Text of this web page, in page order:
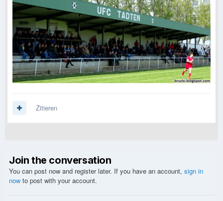
Zitieren
Join the conversation
You can post now and register later. If you have an account, sign in
now to post with your account.